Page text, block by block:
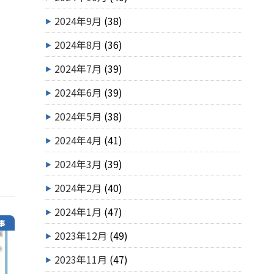
2024年9月 (38)
2024年8月 (36)
2024年7月 (39)
2024年6月 (39)
2024年5月 (38)
2024年4月 (41)
2024年3月 (39)
2024年2月 (40)
2024年1月 (47)
2023年12月 (49)
2023年11月 (47)